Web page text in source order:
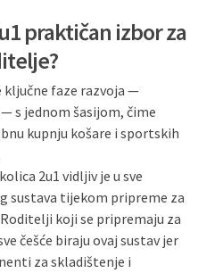
praktičan izbor za
ključne faze razvoja —
s jednom šasijom, čime
kupnju košare i sportskih
2u1 vidljiv je u sve
sustava tijekom pripreme za
koji se pripremaju za
češće biraju ovaj sustav jer
za skladištenje i